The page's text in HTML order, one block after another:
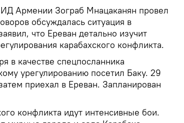
Армении Зограб Мнацаканян провел
обсуждалась ситуация в
что Ереван детально изучит
карабахского конфликта.
в качестве спецпосланника
урегулированию посетил Баку. 29
приехал в Ереван. Запланирован
конфликта идут интенсивные бои.